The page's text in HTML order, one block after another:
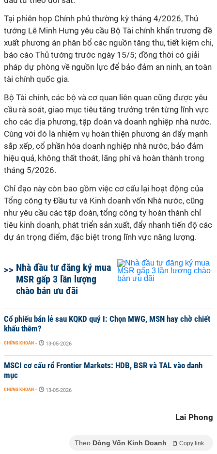
Tại phiên họp Chính phủ thường kỳ tháng 4/2026, Thủ
tướng Lê Minh Hưng yêu cầu Bộ Tài chính khẩn trương đề
xuất phương án phân bổ các nguồn tăng thu, tiết kiệm chi,
báo cáo Thủ tướng trước ngày 15/5; đồng thời có giải
pháp dự phòng về nguồn lực để bảo đảm an ninh, an toàn
tài chính quốc gia.
Bộ Tài chính, các bộ và cơ quan liên quan cũng được yêu
cầu rà soát, giao mục tiêu tăng trưởng trên từng lĩnh vực
cho các địa phương, tập đoàn và doanh nghiệp nhà nước.
Cùng với đó là nhiệm vụ hoàn thiện phương án đẩy mạnh
sắp xếp, cổ phần hóa doanh nghiệp nhà nước, bảo đảm
hiệu quả, không thất thoát, lãng phí và hoàn thành trong
tháng 5/2026.
Chỉ đạo này còn bao gồm việc cơ cấu lại hoạt động của
Tổng công ty Đầu tư và Kinh doanh vốn Nhà nước, cũng
như yêu cầu các tập đoàn, tổng công ty hoàn thành chỉ
tiêu kinh doanh, phát triển sản xuất, đẩy nhanh tiến độ các
dự án trọng điểm, đặc biệt trong lĩnh vực năng lượng.
Nhà đầu tư đăng ký mua
MSR gấp 3 lần lượng
chào bán ưu đãi
Cổ phiếu bán lẻ sau KQKD quý I: Chọn MWG, MSN hay chờ chiết
khấu thêm?
CHỨNG KHOÁN - 13-05-2026
MSCI cơ cấu rổ Frontier Markets: HDB, BSR và TAL vào danh
mục
CHỨNG KHOÁN - 13-05-2026
Lai Phong
Theo Dòng Vốn Kinh Doanh Copy link